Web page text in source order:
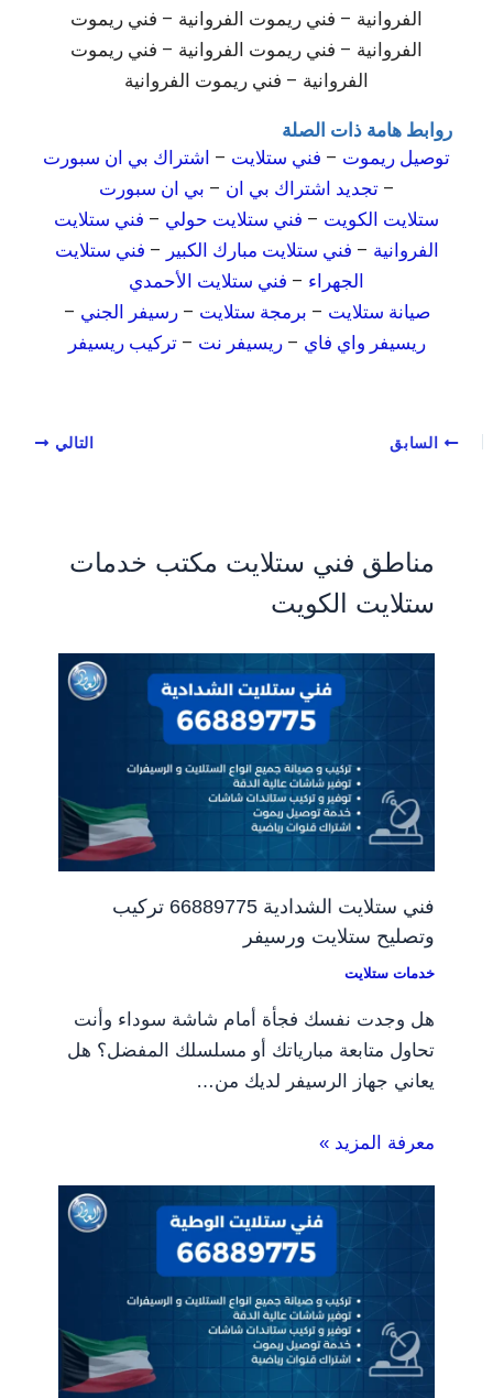
الفروانية – فني ريموت الفروانية – فني ريموت
الفروانية – فني ريموت الفروانية – فني ريموت
الفروانية – فني ريموت الفروانية
روابط هامة ذات الصلة
توصيل ريموت – فني ستلايت – اشتراك بي ان سبورت
–تجديد اشتراك بي ان – بي ان سبورت
ستلايت الكويت – فني ستلايت حولي – فني ستلايت
الفروانية – فني ستلايت مبارك الكبير – فني ستلايت
الجهراء – فني ستلايت الأحمدي
صيانة ستلايت – برمجة ستلايت –رسيفر الجني –
ريسيفر واي فاي –ريسيفر نت –تركيب ريسيفر
السابق التالي
مناطق فني ستلايت مكتب خدمات
ستلايت الكويت
فني ستلايت الشدادية 66889775 تركيب
وتصليح ستلايت ورسيفر
خدمات ستلايت
هل وجدت نفسك فجأة أمام شاشة سوداء وأنت
تحاول متابعة مبارياتك أو مسلسلك المفضل؟ هل
يعاني جهاز الرسيفر لديك من…
معرفة المزيد »